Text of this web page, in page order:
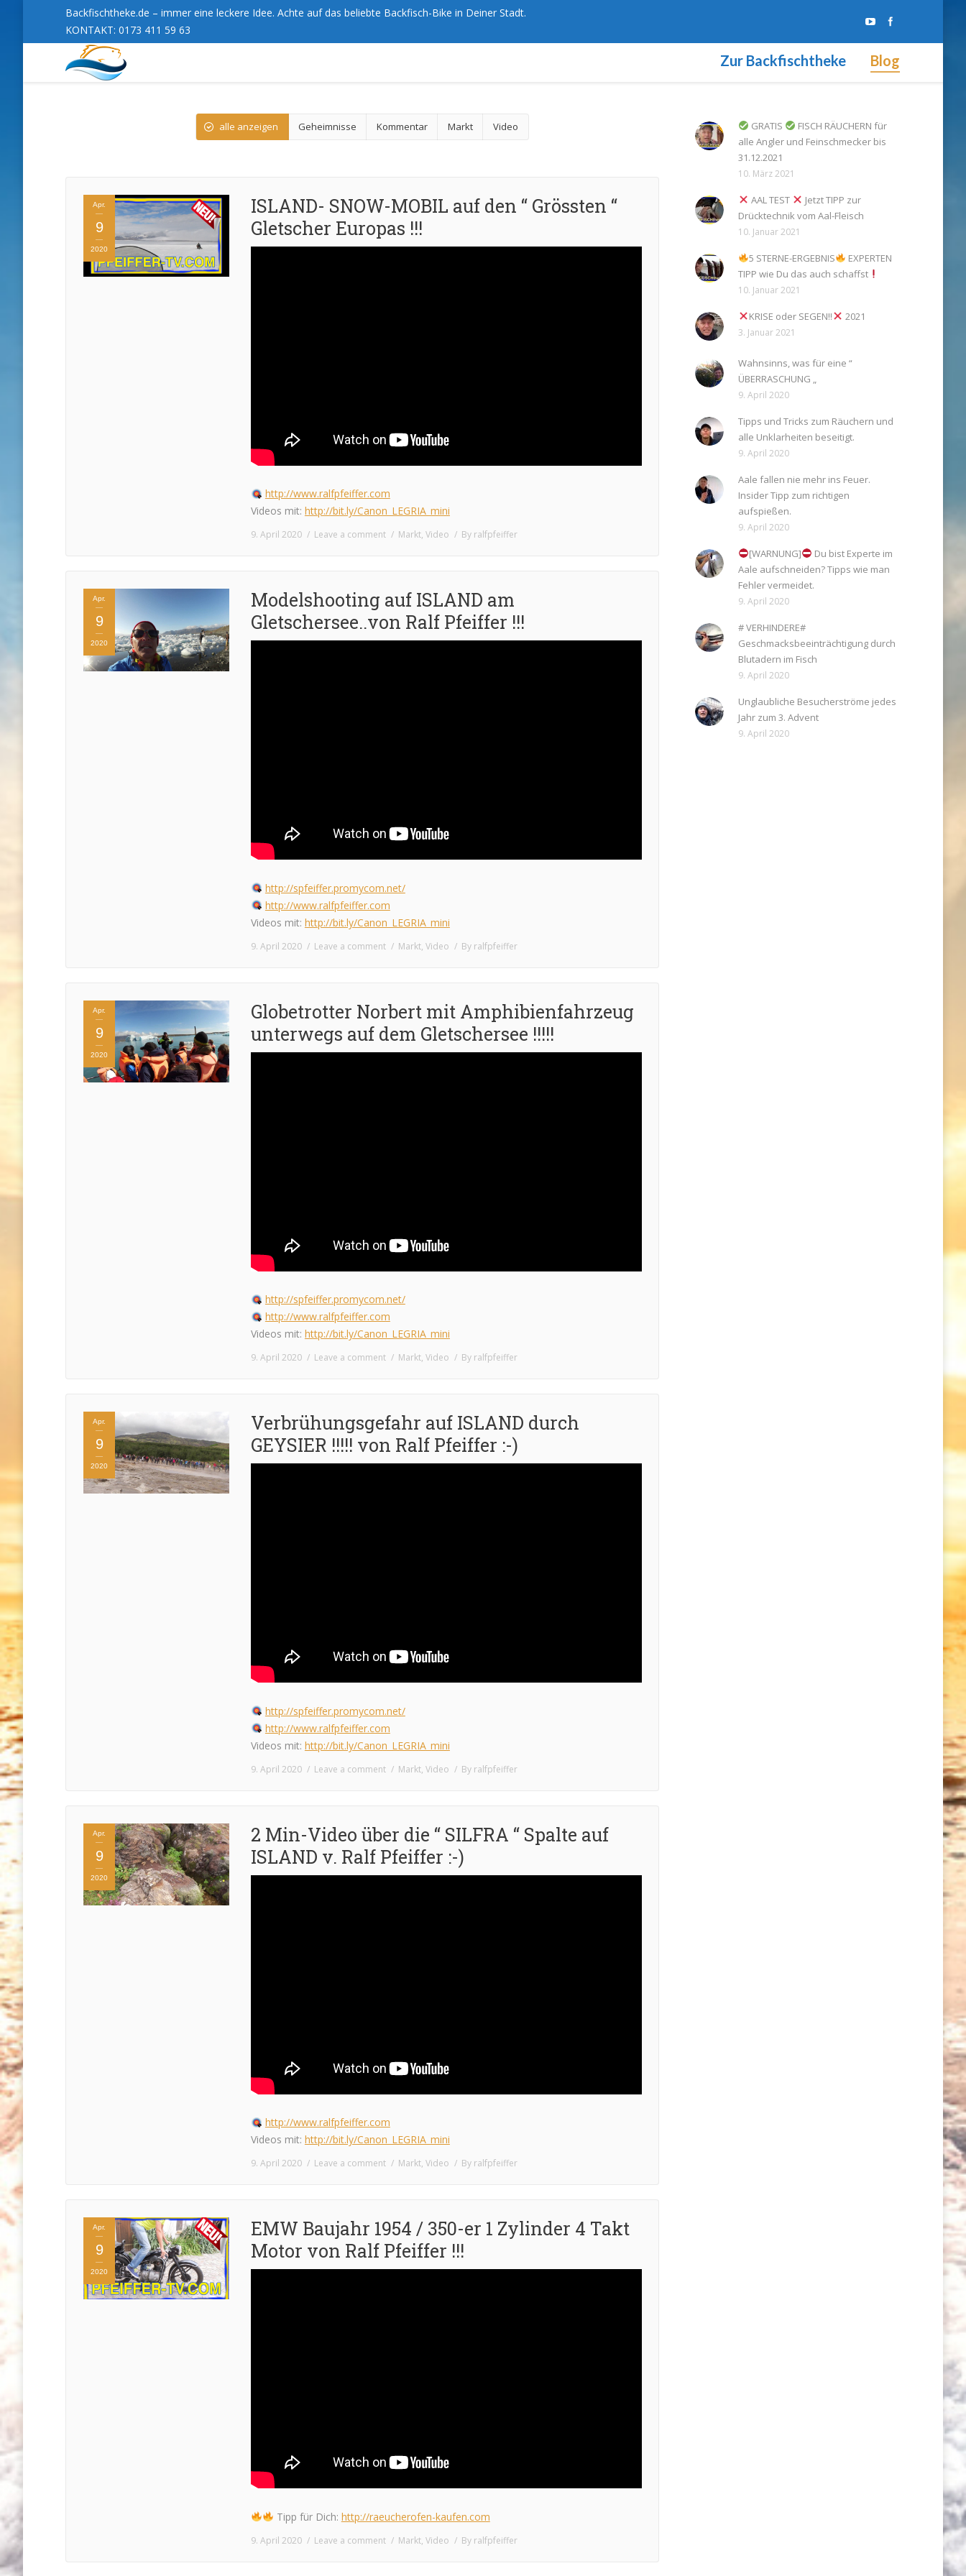
Backfischtheke.de – immer eine leckere Idee. Achte auf das beliebte Backfisch-Bike in Deiner Stadt.
KONTAKT: 0173 411 59 63
Zur Backfischtheke Blog
alle anzeigen Geheimnisse Kommentar Markt Video
Apr.
9
2020
ISLAND- SNOW-MOBIL auf den “ Grössten “
Gletscher Europas !!!
http://www.ralfpfeiffer.com
Videos mit: http://bit.ly/Canon_LEGRIA_mini
9. April 2020 Leave a comment Markt, Video By ralfpfeiffer
Apr.
9
2020
Modelshooting auf ISLAND am
Gletschersee..von Ralf Pfeiffer !!!
http://spfeiffer.promycom.net/
http://www.ralfpfeiffer.com
Videos mit: http://bit.ly/Canon_LEGRIA_mini
9. April 2020 Leave a comment Markt, Video By ralfpfeiffer
Apr.
9
2020
Globetrotter Norbert mit Amphibienfahrzeug
unterwegs auf dem Gletschersee !!!!!
http://spfeiffer.promycom.net/
http://www.ralfpfeiffer.com
Videos mit: http://bit.ly/Canon_LEGRIA_mini
9. April 2020 Leave a comment Markt, Video By ralfpfeiffer
Apr.
9
2020
Verbrühungsgefahr auf ISLAND durch
GEYSIER !!!!! von Ralf Pfeiffer :-)
http://spfeiffer.promycom.net/
http://www.ralfpfeiffer.com
Videos mit: http://bit.ly/Canon_LEGRIA_mini
9. April 2020 Leave a comment Markt, Video By ralfpfeiffer
Apr.
9
2020
2 Min-Video über die “ SILFRA “ Spalte auf
ISLAND v. Ralf Pfeiffer :-)
http://www.ralfpfeiffer.com
Videos mit: http://bit.ly/Canon_LEGRIA_mini
9. April 2020 Leave a comment Markt, Video By ralfpfeiffer
Apr.
9
2020
EMW Baujahr 1954 / 350-er 1 Zylinder 4 Takt
Motor von Ralf Pfeiffer !!!
Tipp für Dich: http://raeucherofen-kaufen.com
9. April 2020 Leave a comment Markt, Video By ralfpfeiffer
GRATIS
FISCH RÄUCHERN für
alle Angler und Feinschmecker bis
31.12.2021
10. März 2021
AAL TEST
Jetzt TIPP zur
Drücktechnik vom Aal-Fleisch
10. Januar 2021
5 STERNE-ERGEBNIS
EXPERTEN
TIPP wie Du das auch schaffst
10. Januar 2021
KRISE oder SEGEN!! 2021
3. Januar 2021
Wahnsinns, was für eine “
ÜBERRASCHUNG „
9. April 2020
Tipps und Tricks zum Räuchern und
alle Unklarheiten beseitigt.
9. April 2020
Aale fallen nie mehr ins Feuer.
Insider Tipp zum richtigen
aufspießen.
9. April 2020
[WARNUNG]
Du bist Experte im
Aale aufschneiden? Tipps wie man
Fehler vermeidet.
9. April 2020
# VERHINDERE#
Geschmacksbeeinträchtigung durch
Blutadern im Fisch
9. April 2020
Unglaubliche Besucherströme jedes
Jahr zum 3. Advent
9. April 2020